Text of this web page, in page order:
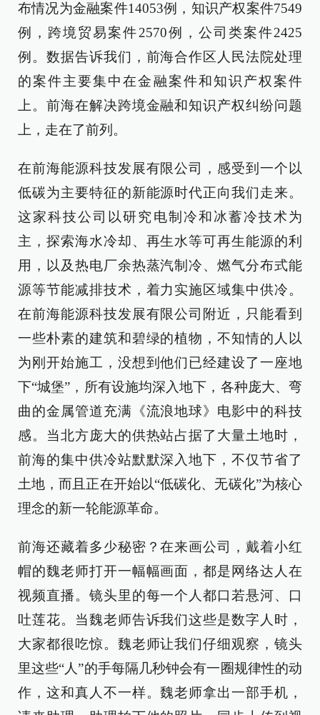
布情况为金融案件14053例，知识产权案件7549
例，跨境贸易案件2570例，公司类案件2425
例。数据告诉我们，前海合作区人民法院处理
的案件主要集中在金融案件和知识产权案件
上。前海在解决跨境金融和知识产权纠纷问题
上，走在了前列。
在前海能源科技发展有限公司，感受到一个以
低碳为主要特征的新能源时代正向我们走来。
这家科技公司以研究电制冷和冰蓄冷技术为
主，探索海水冷却、再生水等可再生能源的利
用，以及热电厂余热蒸汽制冷、燃气分布式能
源等节能减排技术，着力实施区域集中供冷。
在前海能源科技发展有限公司附近，只能看到
一些朴素的建筑和碧绿的植物，不知情的人以
为刚开始施工，没想到他们已经建设了一座地
下“城堡”，所有设施均深入地下，各种庞大、弯
曲的金属管道充满《流浪地球》电影中的科技
感。当北方庞大的供热站占据了大量土地时，
前海的集中供冷站默默深入地下，不仅节省了
土地，而且正在开始以“低碳化、无碳化”为核心
理念的新一轮能源革命。
前海还藏着多少秘密？在来画公司，戴着小红
帽的魏老师打开一幅幅画面，都是网络达人在
视频直播。镜头里的每一个人都口若悬河、口
吐莲花。当魏老师告诉我们这些是数字人时，
大家都很吃惊。魏老师让我们仔细观察，镜头
里这些“人”的手每隔几秒钟会有一圈规律性的动
作，这和真人不一样。魏老师拿出一部手机，